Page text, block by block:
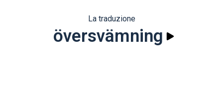
La traduzione
översvämning